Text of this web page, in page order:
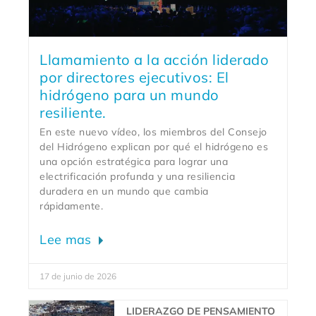
Llamamiento a la acción liderado
por directores ejecutivos: El
hidrógeno para un mundo
resiliente.
En este nuevo vídeo, los miembros del Consejo
del Hidrógeno explican por qué el hidrógeno es
una opción estratégica para lograr una
electrificación profunda y una resiliencia
duradera en un mundo que cambia
rápidamente.
Lee mas
17 de junio de 2026
LIDERAZGO DE PENSAMIENTO